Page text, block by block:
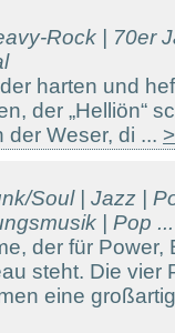
Rock | 70er
der harten und
der „Helliön“
Weser, di ...
Soul | Jazz |
| Pop ...
der für Power,
steht. Die vier
eine